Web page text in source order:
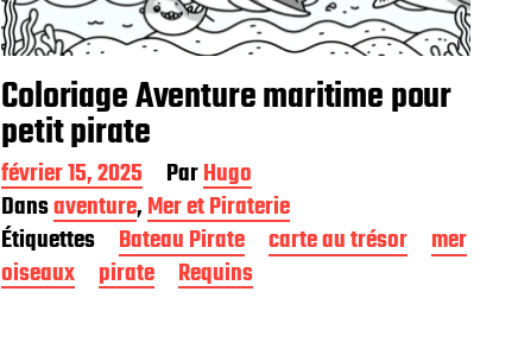
Coloriage Aventure maritime pour
petit pirate
D
a
t
e
d
e
février 15, 2025 ParHugo
Dansaventure,Mer et Piraterie
Étiquettes
Bateau Pirate carte au trésor
mer
oiseaux
pirate Requins